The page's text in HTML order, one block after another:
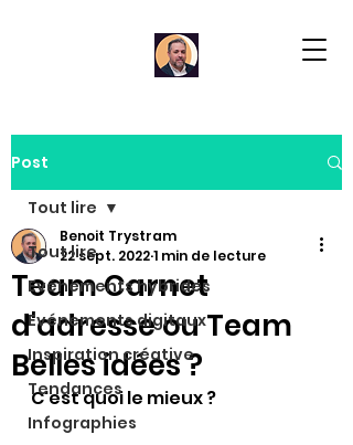
Post
Tout lire
Evénements hybrides
Evénements digitaux
Inspiration créative
Tendances
Infographies
Tout lire
Team Carnet
d'adresse ou Team
Belles idées ?
Benoit Trystram
22 sept. 20221 min de lecture
C'est quoi le mieux ?